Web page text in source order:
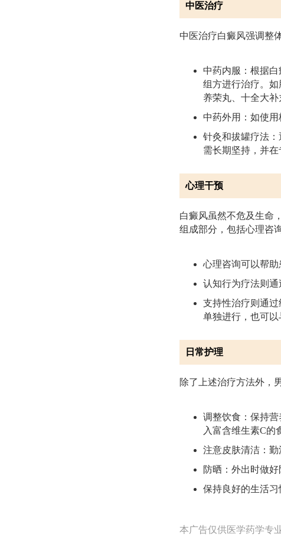
中医治疗
中医治疗白癜风强调整
中药内服：根据
组方进行治疗。
养荣丸、十全大补
中药外用：如使
针灸和拔罐疗法
需长期坚持，并在
心理干预
白癜风虽然不危及生命
组成部分，包括心理咨
心理咨询可以帮助
认知行为疗法则通
支持性治疗则通
单独进行，也可以
日常护理
除了上述治疗方法外，
调整饮食：保持
入富含维生素C的
注意皮肤清洁：勤
防晒：外出时做
保持良好的生活习
本广告仅供医学药学专